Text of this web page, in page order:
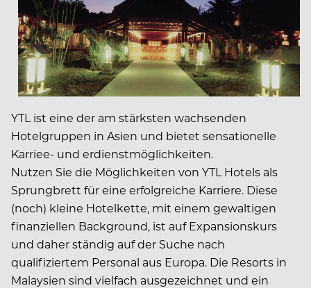
YTL ist eine der am stärksten wachsenden
Hotelgruppen in Asien und bietet sensationelle
Karriee- und erdienstmöglichkeiten.
Nutzen Sie die Möglichkeiten von YTL Hotels als
Sprungbrett für eine erfolgreiche Karriere. Diese
(noch) kleine Hotelkette, mit einem gewaltigen
finanziellen Background, ist auf Expansionskurs
und daher ständig auf der Suche nach
qualifiziertem Personal aus Europa. Die Resorts in
Malaysien sind vielfach ausgezeichnet und ein